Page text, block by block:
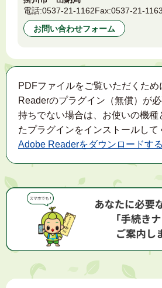
電話:0537-21-1162Fax:0537-21-1163
お問い合わせフォーム
PDFファイルをご覧いただくた
Readerのプラグイン（無償）が
持ちでない場合は、お使いの機種
たプラグインをインストールして
Adobe Readerをダウンロードする